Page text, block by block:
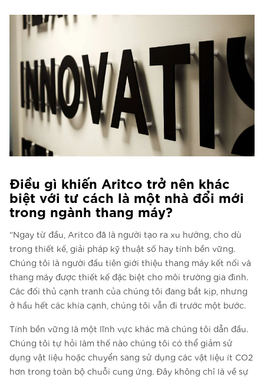
Điều gì khiến Aritco trở nên khác
biệt với tư cách là một nhà đổi mới
trong ngành thang máy?
“Ngay từ đầu, Aritco đã là người tạo ra xu hướng, cho dù
trong thiết kế, giải pháp kỹ thuật số hay tính bền vững.
Chúng tôi là người đầu tiên giới thiệu thang máy kết nối và
thang máy được thiết kế đặc biệt cho môi trường gia đình.
Các đối thủ cạnh tranh của chúng tôi đang bắt kịp, nhưng
ở hầu hết các khía cạnh, chúng tôi vẫn đi trước một bước.
Tính bền vững là một lĩnh vực khác mà chúng tôi dẫn đầu.
Chúng tôi tự hỏi làm thế nào chúng tôi có thể giảm sử
dụng vật liệu hoặc chuyển sang sử dụng các vật liệu ít CO2
hơn trong toàn bộ chuỗi cung ứng. Đây không chỉ là về sự